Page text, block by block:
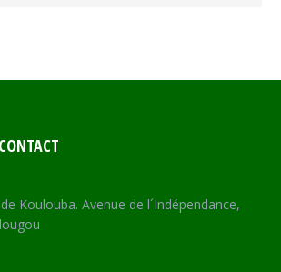
Koulouba. Avenue de l´Indépendance,